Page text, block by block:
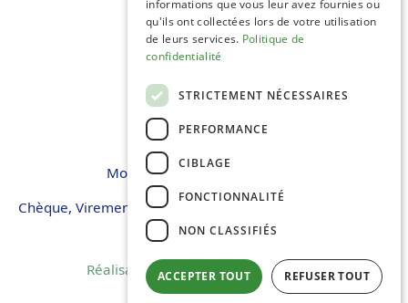
Mentions Légales
Plan du site
Espace Professionnels
Nous contacter
Modes de règlement acceptés
Chèque, Virement, Espèces, Bons CAF, Chèques vacances,
Carte bancaire
RéalisationCubiq- Solution Vackélys
informations que vous leur avez fournies ou
qu'ils ont collectées lors de votre utilisation
de leurs services. Politique de
confidentialité
STRICTEMENT NÉCESSAIRES
PERFORMANCE
CIBLAGE
FONCTIONNALITÉ
NON CLASSIFIÉS
ACCEPTER TOUT REFUSER TOUT